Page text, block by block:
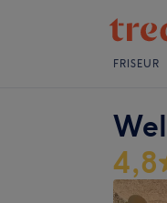
FRISEUR
4,8